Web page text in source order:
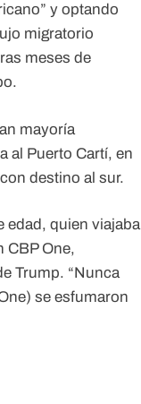
y optando
migratorio
meses de
mayoría
al Puerto Cartí, en
destino al sur.
edad, quien viajaba
CBP One,
Trump. “Nunca
se esfumaron